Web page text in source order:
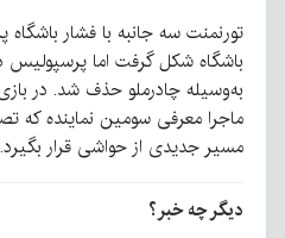
تورنمنت سه جانبه با فشار
باشگاه شکل گرفت اما پرسپولیس
به‌وسیله چادرملو حذف شد. در
ماجرا معرفی سومین نماینده که
مسیر جدیدی از حواشی قرار بگیرد.
دیگر چه خبر؟